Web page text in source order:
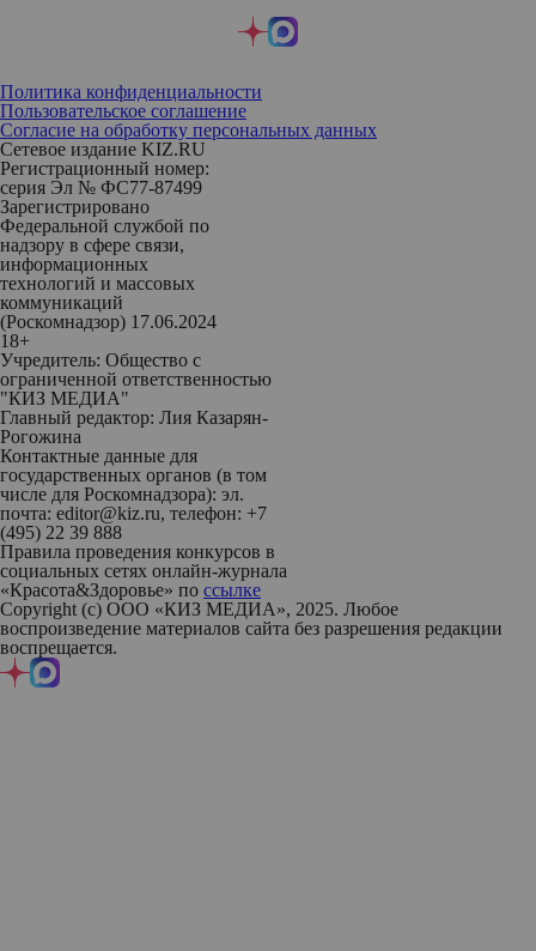
Политика конфиденциальности
Пользовательское соглашение
Согласие на обработку персональных данных
Сетевое издание KIZ.RU
Регистрационный номер:
серия Эл № ФС77-87499
Зарегистрировано
Федеральной службой по
надзору в сфере связи,
информационных
технологий и массовых
коммуникаций
(Роскомнадзор) 17.06.2024
18+
Учредитель: Общество с
ограниченной ответственностью
"КИЗ МЕДИА"
Главный редактор: Лия Казарян-
Рогожина
Контактные данные для
государственных органов (в том
числе для Роскомнадзора): эл.
почта: editor@kiz.ru, телефон: +7
(495) 22 39 888
Правила проведения конкурсов в
социальных сетях онлайн-журнала
«Красота&Здоровье» по ссылке
Copyright (с) ООО «КИЗ МЕДИА», 2025. Любое
воспроизведение материалов сайта без разрешения редакции
воспрещается.